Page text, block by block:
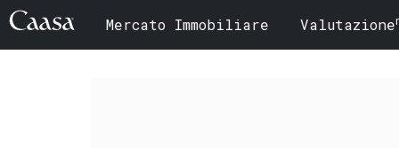
Mercato Immobiliare Valutazione